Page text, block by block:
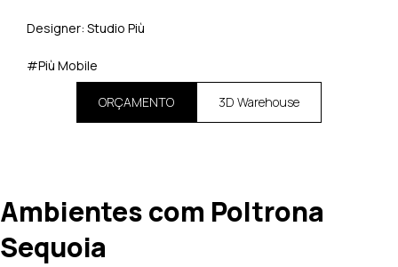
Designer: Studio Più
#Più Mobile
ORÇAMENTO 3D Warehouse
Ambientes com Poltrona
Sequoia